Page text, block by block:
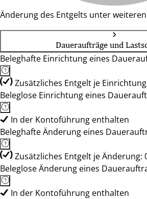
Änderung des Entgelts unter
Daueraufträge und
Beleghafte Einrichtung eines
Zusätzliches Entgelt je
Beleglose Einrichtung eines
In der Kontoführung enthalten
Beleghafte Änderung eines
Zusätzliches Entgelt je Änderung:
Beleglose Änderung eines
In der Kontoführung enthalten